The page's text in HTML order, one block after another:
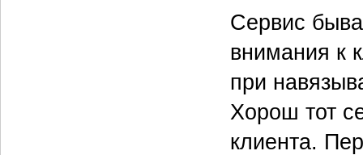
Сервис
внимания к
при
Хорош тот
клиента.